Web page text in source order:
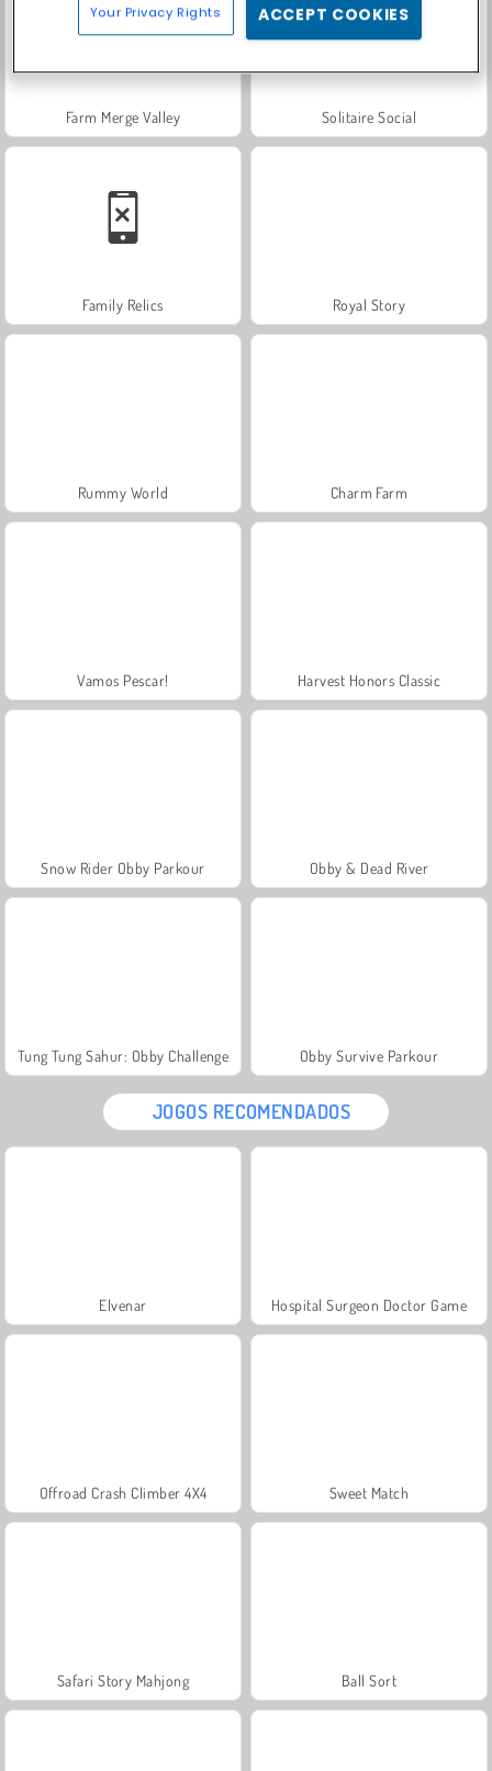
Farm Merge Valley Solitaire Social
Family Relics Royal Story
Rummy World Charm Farm
Vamos Pescar! Harvest Honors Classic
Snow Rider Obby Parkour Obby & Dead River
Tung Tung Sahur: Obby Challenge Obby Survive Parkour
JOGOS RECOMENDADOS
Elvenar Hospital Surgeon Doctor Game
Offroad Crash Climber 4X4 Sweet Match
Safari Story Mahjong Ball Sort
Your Privacy Rights ACCEPT COOKIES